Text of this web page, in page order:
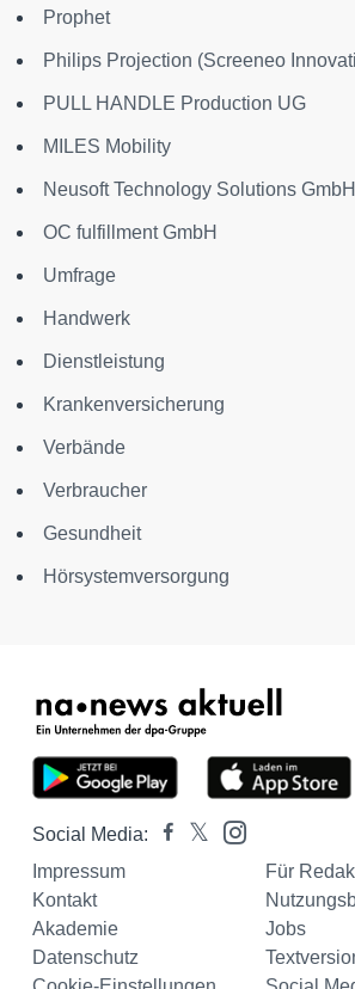
Prophet
Philips Projection (Screeneo
PULL HANDLE Production UG
MILES Mobility
Neusoft Technology Solutions GmbH
OC fulfillment GmbH
Umfrage
Handwerk
Dienstleistung
Krankenversicherung
Verbände
Verbraucher
Gesundheit
Hörsystemversorgung
Social Media:
Impressum
Für
Kontakt
Akademie
Jobs
Datenschutz